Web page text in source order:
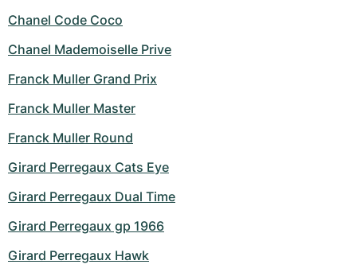
Chanel Code Coco
Chanel Mademoiselle Prive
Franck Muller Grand Prix
Franck Muller Master
Franck Muller Round
Girard Perregaux Cats Eye
Girard Perregaux Dual Time
Girard Perregaux gp 1966
Girard Perregaux Hawk